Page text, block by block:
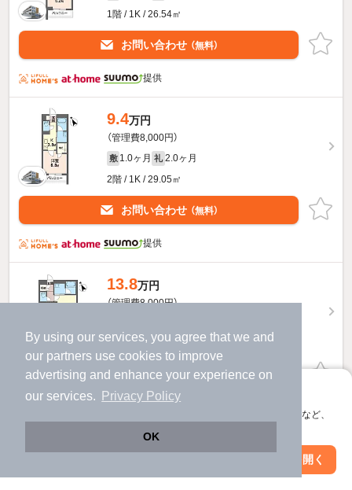
By using our services, you agree that we and
our partners use cookies to improve
advertising and enhance your experience on
our services.
Privacy Policy
OK
アプリに切り替えて、サクサクお部屋探し
会員登録なしですぐ使える。マップ検索やお気に入り保存など、
アプリを開く
1階 / 1K / 26.54㎡
お問い合わせ （無料）
提供
9.4万円
（管理費8,000円）
敷 1.0ヶ月 礼 2.0ヶ月
2階 / 1K / 29.05㎡
お問い合わせ （無料）
提供
13.8万円
（管理費8,000円）
2階 / 1LDK / 45.87㎡
お問い合わせ （無料）
13.6万円
絞り込み条件を変更